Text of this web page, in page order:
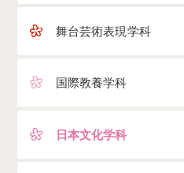
舞台芸術表現学科
国際教養学科
日本文化学科